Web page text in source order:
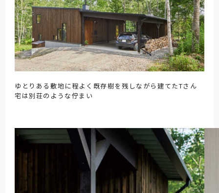
ゆとりある敷地に程よく既存樹を残しながら建てたTさん
宅は別荘のような佇まい